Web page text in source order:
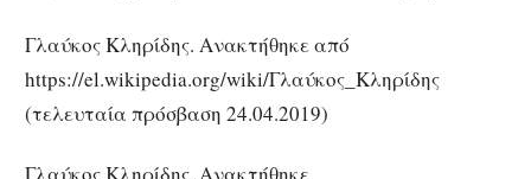
Γλαύκος Κληρίδης. Ανακτήθηκε από
https://el.wikipedia.org/wiki/Γλαύκος_Κληρίδης
(τελευταία πρόσβαση 24.04.2019)